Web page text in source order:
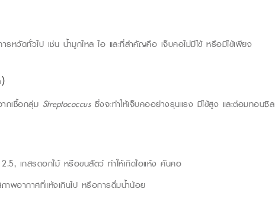
หวัดทั่วไป เช่น น้ำมูกไหล ไอ และที่สำคัญคือ เจ็บคอไม่มีไข้ หรือมีไข้เพียง
กเชื้อกลุ่ม Streptococcusซึ่งจะทำให้เจ็บคออย่างรุนแรง มีไข้สูง และต่อมทอนซิล
เกสรดอกไม้ หรือขนสัตว์ ทำให้เกิดไอแห้ง คันคอ
าพอากาศที่แห้งเกินไป หรือการดื่มน้ำน้อย